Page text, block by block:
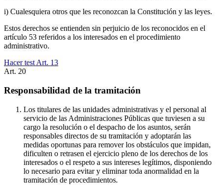
i) Cualesquiera otros que les reconozcan la Constitución y las leyes.
Estos derechos se entienden sin perjuicio de los reconocidos en el
artículo 53 referidos a los interesados en el procedimiento
administrativo.
Hacer test Art. 13
Art. 20
Responsabilidad de la tramitación
Los titulares de las unidades administrativas y el personal al
servicio de las Administraciones Públicas que tuviesen a su
cargo la resolución o el despacho de los asuntos, serán
responsables directos de su tramitación y adoptarán las
medidas oportunas para remover los obstáculos que impidan,
dificulten o retrasen el ejercicio pleno de los derechos de los
interesados o el respeto a sus intereses legítimos, disponiendo
lo necesario para evitar y eliminar toda anormalidad en la
tramitación de procedimientos.